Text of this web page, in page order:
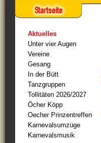
Aktuelles
Unter vier Augen
Vereine
Gesang
In der Bütt
Tanzgruppen
Tollitäten 2026/2027
Öcher Köpp
Oecher Prinzentreffen
Karnevalsumzüge
Karnevalsmusik